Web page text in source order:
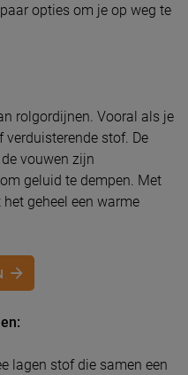
opties om je op weg te
rolgordijnen. Vooral als je
verduisterende stof. De
vouwen zijn
geluid te dempen. Met
geheel een warme
lagen stof die samen een